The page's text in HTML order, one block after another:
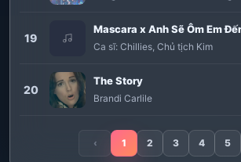
19
Ca sĩ: Chillies, Chủ tịch Kim
20
The Story
Brandi Carlile
‹ 1 2 3 4 5